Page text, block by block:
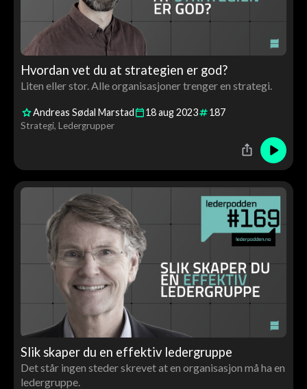
Hvordan vet du at strategien er god?
Liten eller stor. Alle organisasjoner trenger en strategi.
Andreas Sødal Marstad 18aug2023 187
Strategi Ledergrupper
Slik skaper du en effektiv ledergruppe
Det står ingen steder skrevet at en organisasjon må ha en
ledergruppe.